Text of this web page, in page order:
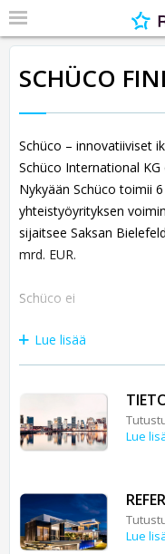
SCHÜCO
Schüco – innovatiiviset
Schüco International
Nykyään Schüco toimii
yhteistyöyrityksen
sijaitsee Saksan
mrd. EUR.
Schüco ei
Lue lisää
Lue
Lue